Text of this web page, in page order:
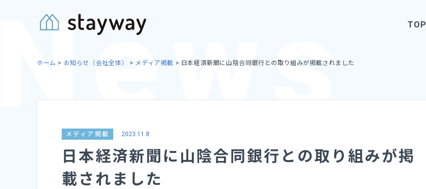
TOP
ホーム > お知らせ（会社全体） > メディア掲載 > 日本経済新聞に山陰合同銀行との取り組みが掲載されました
メディア掲載 2023.11.8
日本経済新聞に山陰合同銀行との取り組みが掲
載されました